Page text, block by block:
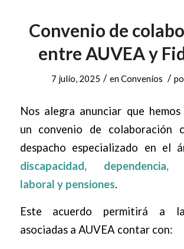
Convenio de
entre AUVEA y
7 julio, 2025 / enConvenios /
Nos alegra anunciar que
un convenio de colaboración
despacho especializado en el
discapacidad, dependencia,
laboral y pensiones.
Este acuerdo permitirá a
asociadas a AUVEA contar con: